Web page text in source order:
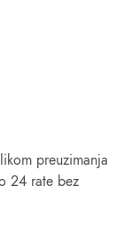
preuzimanja
24 rate bez